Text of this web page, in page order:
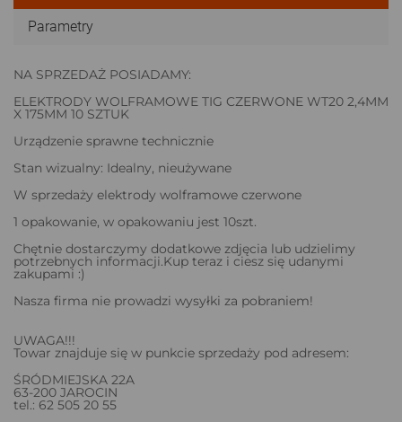
Parametry
NA SPRZEDAŻ POSIADAMY:
ELEKTRODY WOLFRAMOWE TIG CZERWONE WT20 2,4MM
X 175MM 10 SZTUK
Urządzenie sprawne technicznie
Stan wizualny: Idealny, nieużywane
W sprzedaży elektrody wolframowe czerwone
1 opakowanie, w opakowaniu jest 10szt.
Chętnie dostarczymy dodatkowe zdjęcia lub udzielimy
potrzebnych informacji.Kup teraz i ciesz się udanymi
zakupami :)
Nasza firma nie prowadzi wysyłki za pobraniem!
UWAGA!!!
Towar znajduje się w punkcie sprzedaży pod adresem:
ŚRÓDMIEJSKA 22A
63-200 JAROCIN
tel.: 62 505 20 55